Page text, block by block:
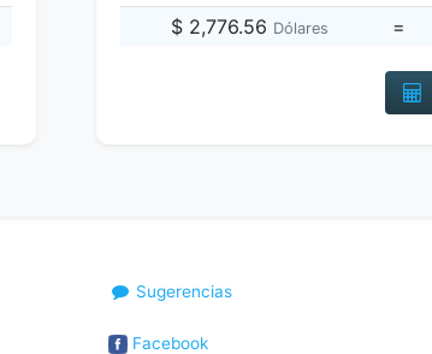
$ 2,776.56 Dólares =
Sugerencias
Facebook